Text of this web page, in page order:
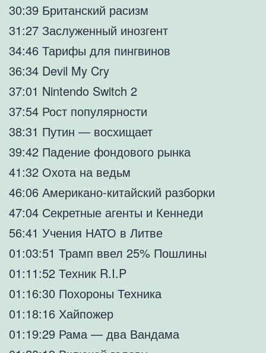
30:39 Британский расизм
31:27 Заслуженный инозгент
34:46 Тарифы для пингвинов
36:34 Devil My Cry
37:01 Nintendo Switch 2
37:54 Рост популярности
38:31 Путин — восхищает
39:42 Падение фондового рынка
41:32 Охота на ведьм
46:06 Американо-китайский разборки
47:04 Секретные агенты и Кеннеди
56:41 Учения НАТО в Литве
01:03:51 Трамп ввел 25% Пошлины
01:11:52 Техник R.I.P
01:16:30 Похороны Техника
01:18:16 Хайпожер
01:19:29 Рама — два Вандама